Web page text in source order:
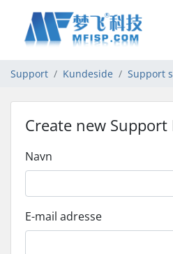
Support Kundeside Support
Create new Support
Navn
E-mail adresse